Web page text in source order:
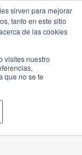
sirven para mejorar
tanto en este sitio
de las cookies
visites nuestro
que no se te